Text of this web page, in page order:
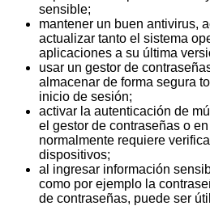
sensible;
mantener un buen antivirus,
actualizar tanto el sistema
aplicaciones a su última
usar un gestor de
almacenar de forma segura
inicio de sesión;
activar la autenticación de
el gestor de contraseñas o
normalmente requiere
dispositivos;
al ingresar información
como por ejemplo la
de contraseñas, puede ser